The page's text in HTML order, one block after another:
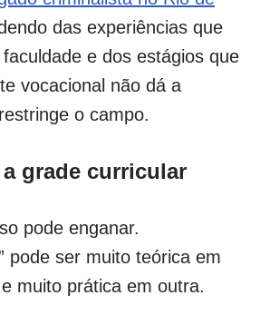
das experiências que
e dos estágios que
vocacional não dá a
o campo.
grade curricular
pode enganar.
pode ser muito teórica em
muito prática em outra.